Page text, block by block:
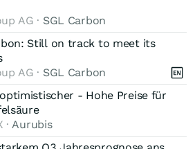
AG · SGL Carbon
Still on track to meet its
AG · SGL Carbon
- Hohe Preise für
· Aurubis